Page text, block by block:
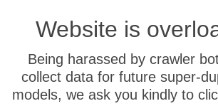
Website is
Being harassed by crawler
collect data for future super-
models, we ask you kindly to